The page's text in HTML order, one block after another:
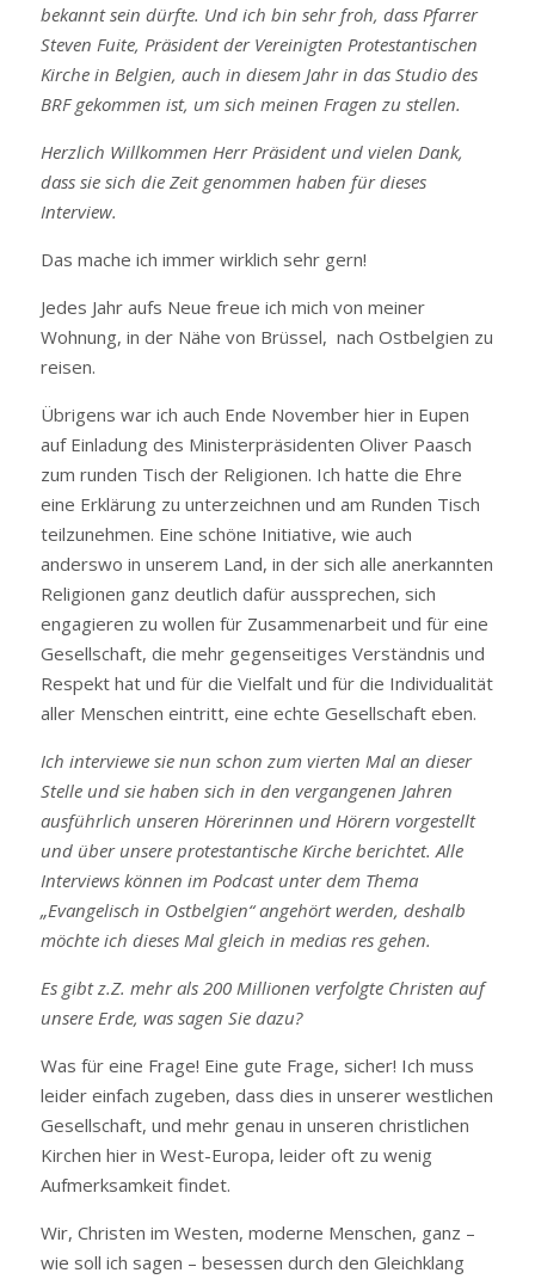
bekannt sein dürfte. Und ich bin sehr froh, dass Pfarrer
Steven Fuite, Präsident der Vereinigten Protestantischen
Kirche in Belgien, auch in diesem Jahr in das Studio des
BRF gekommen ist, um sich meinen Fragen zu stellen.
Herzlich Willkommen Herr Präsident und vielen Dank,
dass sie sich die Zeit genommen haben für dieses
Interview.
Das mache ich immer wirklich sehr gern!
Jedes Jahr aufs Neue freue ich mich von meiner
Wohnung, in der Nähe von Brüssel, nach Ostbelgien zu
reisen.
Übrigens war ich auch Ende November hier in Eupen
auf Einladung des Ministerpräsidenten Oliver Paasch
zum runden Tisch der Religionen. Ich hatte die Ehre
eine Erklärung zu unterzeichnen und am Runden Tisch
teilzunehmen. Eine schöne Initiative, wie auch
anderswo in unserem Land, in der sich alle anerkannten
Religionen ganz deutlich dafür aussprechen, sich
engagieren zu wollen für Zusammenarbeit und für eine
Gesellschaft, die mehr gegenseitiges Verständnis und
Respekt hat und für die Vielfalt und für die Individualität
aller Menschen eintritt, eine echte Gesellschaft eben.
Ich interviewe sie nun schon zum vierten Mal an dieser
Stelle und sie haben sich in den vergangenen Jahren
ausführlich unseren Hörerinnen und Hörern vorgestellt
und über unsere protestantische Kirche berichtet. Alle
Interviews können im Podcast unter dem Thema
„Evangelisch in Ostbelgien“ angehört werden, deshalb
möchte ich dieses Mal gleich in medias res gehen.
Es gibt z.Z. mehr als 200 Millionen verfolgte Christen auf
unsere Erde, was sagen Sie dazu?
Was für eine Frage! Eine gute Frage, sicher! Ich muss
leider einfach zugeben, dass dies in unserer westlichen
Gesellschaft, und mehr genau in unseren christlichen
Kirchen hier in West-Europa, leider oft zu wenig
Aufmerksamkeit findet.
Wir, Christen im Westen, moderne Menschen, ganz –
wie soll ich sagen – besessen durch den Gleichklang